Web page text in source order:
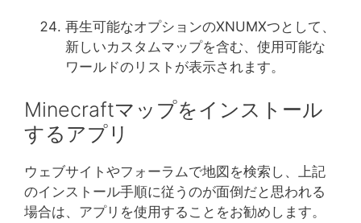
再生可能なオプションのXNUMXつとして、
新しいカスタムマップを含む、使用可能な
ワールドのリストが表示されます。
Minecraftマップをインストール
するアプリ
ウェブサイトやフォーラムで地図を検索し、上記
のインストール手順に従うのが面倒だと思われる
場合は、アプリを使用することをお勧めします。